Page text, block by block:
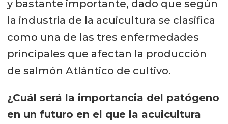
y bastante importante, dado que según
la industria de la acuicultura se clasifica
como una de las tres enfermedades
principales que afectan la producción
de salmón Atlántico de cultivo.
¿Cuál será la importancia del patógeno
en un futuro en el que la acuicultura